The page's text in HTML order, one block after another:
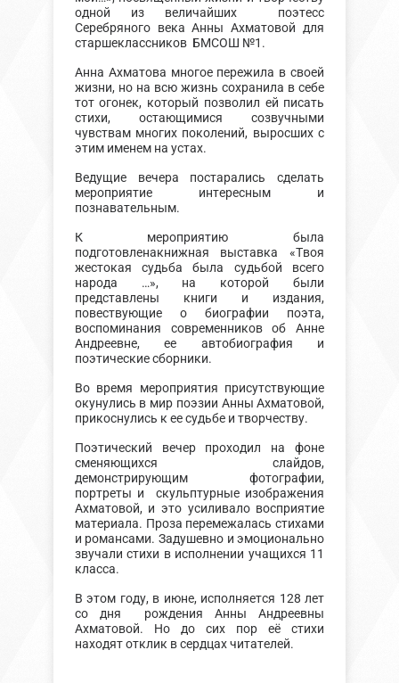
одной из величайших поэтесс
Серебряного века Анны Ахматовой для
старшеклассников БМСОШ №1.
Анна Ахматова многое пережила в своей
жизни, но на всю жизнь сохранила в себе
тот огонек, который позволил ей писать
стихи, остающимися созвучными
чувствам многих поколений, выросших с
этим именем на устах.
Ведущие вечера постарались сделать
мероприятие интересным и
познавательным.
К мероприятию была
подготовленакнижная выставка «Твоя
жестокая судьба была судьбой всего
народа …», на которой были
представлены книги и издания,
повествующие о биографии поэта,
воспоминания современников об Анне
Андреевне, ее автобиография и
поэтические сборники.
Во время мероприятия присутствующие
окунулись в мир поэзии Анны Ахматовой,
прикоснулись к ее судьбе и творчеству.
Поэтический вечер проходил на фоне
сменяющихся слайдов,
демонстрирующим фотографии,
портреты и скульптурные изображения
Ахматовой, и это усиливало восприятие
материала. Проза перемежалась стихами
и романсами. Задушевно и эмоционально
звучали стихи в исполнении учащихся 11
класса.
В этом году, в июне, исполняется 128 лет
со дня рождения Анны Андреевны
Ахматовой. Но до сих пор её стихи
находят отклик в сердцах читателей.